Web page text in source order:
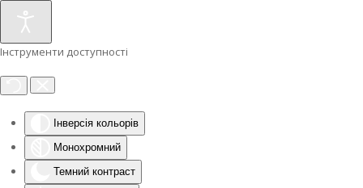
Інструменти доступності
Інверсія кольорів
Монохромний
Темний контраст